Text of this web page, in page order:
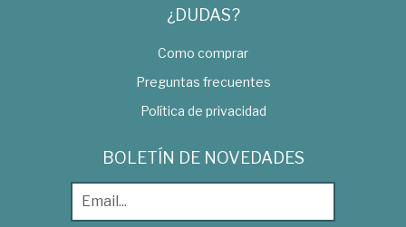
¿DUDAS?
Como comprar
Preguntas frecuentes
Política de privacidad
BOLETÍN DE NOVEDADES